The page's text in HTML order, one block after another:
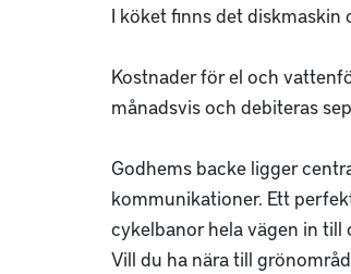
I köket finns det
Kostnader för el och
månadsvis och debiteras
Godhems backe ligger
kommunikationer. Ett
cykelbanor hela vägen in till
Vill du ha nära till